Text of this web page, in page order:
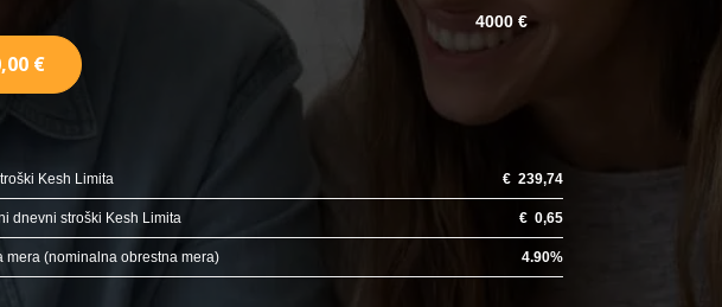
4000 €
€
Kesh Limita € 239,74
dnevni stroški Kesh Limita € 0,65
mera (nominalna obrestna mera) 4.90%